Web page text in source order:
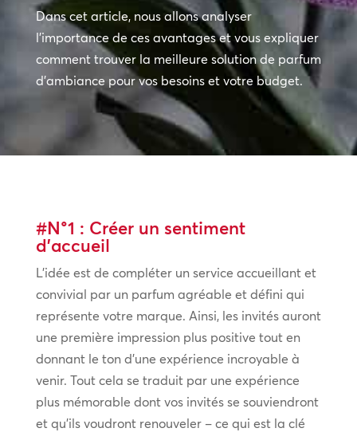
Dans cet article, nous allons analyser
l’importance de ces avantages et vous expliquer
comment trouver la meilleure solution de parfum
d’ambiance pour vos besoins et votre budget.
#N°1 : Créer un sentiment
d’accueil
L’idée est de compléter un service accueillant et
convivial par un parfum agréable et défini qui
représente votre marque. Ainsi, les invités auront
une première impression plus positive tout en
donnant le ton d’une expérience incroyable à
venir. Tout cela se traduit par une expérience
plus mémorable dont vos invités se souviendront
et qu’ils voudront renouveler – ce qui est la clé